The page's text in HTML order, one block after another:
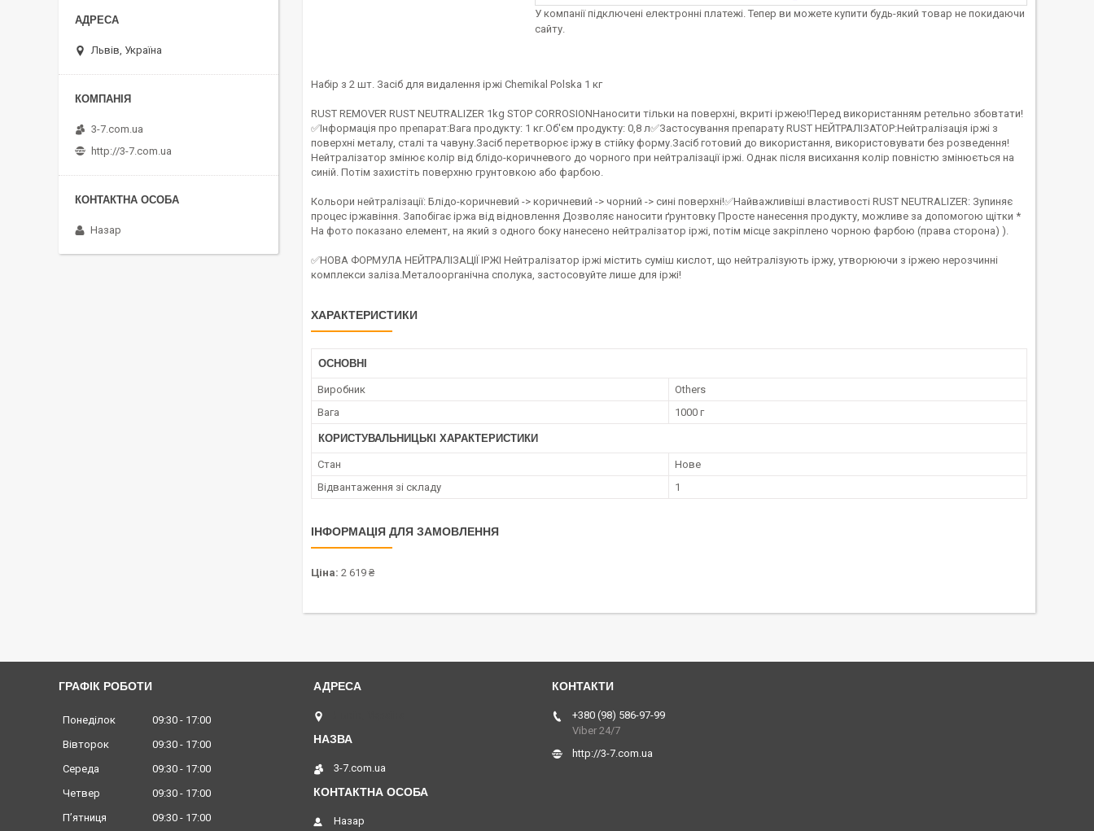
У компанії підключені електронні платежі. Тепер ви можете купити будь-який товар не покидаючи
сайту.
Набір з 2 шт. Засіб для видалення іржі Chemikal Polska 1 кг
RUST REMOVER RUST NEUTRALIZER 1kg STOP CORROSIONНаносити тільки на поверхні, вкриті іржею!Перед використанням ретельно збовтати!
✅Інформація про препарат:Вага продукту: 1 кг.Об'єм продукту: 0,8 л✅Застосування препарату RUST НЕЙТРАЛІЗАТОР:Нейтралізація іржі з
поверхні металу, сталі та чавуну.Засіб перетворює іржу в стійку форму.Засіб готовий до використання, використовувати без розведення!
Нейтралізатор змінює колір від блідо-коричневого до чорного при нейтралізації іржі. Однак після висихання колір повністю змінюється на
синій. Потім захистіть поверхню грунтовкою або фарбою.
Кольори нейтралізації: Блідо-коричневий -> коричневий -> чорний -> сині поверхні!✅Найважливіші властивості RUST NEUTRALIZER: Зупиняє
процес іржавіння. Запобігає іржа від відновлення Дозволяє наносити ґрунтовку Просте нанесення продукту, можливе за допомогою щітки *
На фото показано елемент, на який з одного боку нанесено нейтралізатор іржі, потім місце закріплено чорною фарбою (права сторона) ).
✅НОВА ФОРМУЛА НЕЙТРАЛІЗАЦІЇ ІРЖІ Нейтралізатор іржі містить суміш кислот, що нейтралізують іржу, утворюючи з іржею нерозчинні
комплекси заліза.Металоорганічна сполука, застосовуйте лише для іржі!
ХАРАКТЕРИСТИКИ
ОСНОВНІ
Виробник
Others
Вага
1000 г
КОРИСТУВАЛЬНИЦЬКІ ХАРАКТЕРИСТИКИ
Стан
Нове
Відвантаження зі складу
1
ІНФОРМАЦІЯ ДЛЯ ЗАМОВЛЕННЯ
Ціна: 2 619 ₴
Львів, Україна
3-7.com.ua
http://3-7.com.ua
Назар
ГРАФІК РОБОТИ
Понеділок 09:30
17:00
Вівторок
09:30
17:00
Середа
09:30
17:00
Четвер
09:30
17:00
Пʼятниця
09:30 17:00
3-7.com.ua
Назар
+380 (98) 586-97-99
Viber 24/7
http://3-7.com.ua